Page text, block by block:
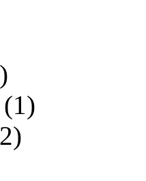
(1)